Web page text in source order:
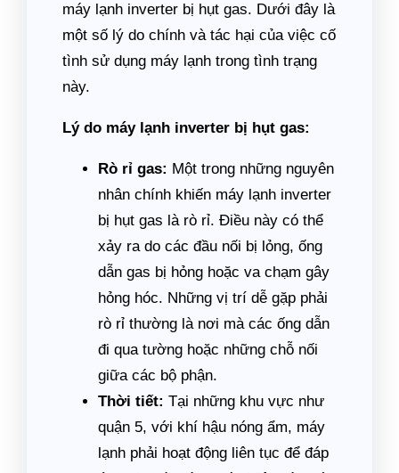
máy lạnh inverter bị hụt gas. Dưới đây là
một số lý do chính và tác hại của việc cố
tình sử dụng máy lạnh trong tình trạng
này.
Lý do máy lạnh inverter bị hụt gas:
Rò rỉ gas: Một trong những nguyên
nhân chính khiến máy lạnh inverter
bị hụt gas là rò rỉ. Điều này có thể
xảy ra do các đầu nối bị lỏng, ống
dẫn gas bị hỏng hoặc va chạm gây
hỏng hóc. Những vị trí dễ gặp phải
rò rỉ thường là nơi mà các ống dẫn
đi qua tường hoặc những chỗ nối
giữa các bộ phận.
Thời tiết: Tại những khu vực như
quận 5, với khí hậu nóng ẩm, máy
lạnh phải hoạt động liên tục để đáp